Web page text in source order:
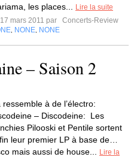
les places...
Lire la suite
mars 2011 par
Concerts-Review
NONE NONE
– Saison 2
ressemble à de l’électro:
– Discodeine: Les
Pilooski et Pentile sortent
leur premier LP à base de…
mais aussi de house...
Lire la